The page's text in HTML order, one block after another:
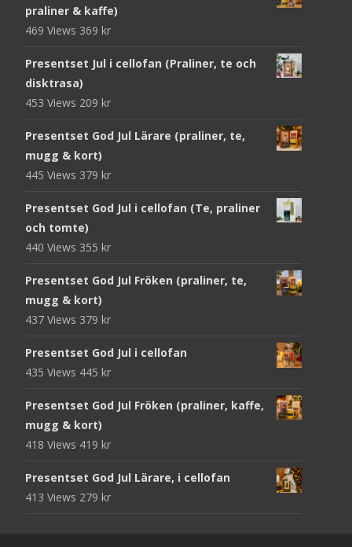
praliner & kaffe)
469 Views 369 kr
Presentset Jul i cellofan (Praliner, te och
disktrasa)
453 Views 209 kr
Presentset God Jul Lärare (praliner, te,
mugg & kort)
445 Views 379 kr
Presentset God Jul i cellofan (Te, praliner
och tomte)
440 Views 355 kr
Presentset God Jul Fröken (praliner, te,
mugg & kort)
437 Views 379 kr
Presentset God Jul i cellofan
435 Views 445 kr
Presentset God Jul Fröken (praliner, kaffe,
mugg & kort)
418 Views 419 kr
Presentset God Jul Lärare, i cellofan
413 Views 279 kr